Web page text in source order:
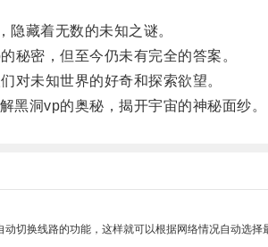
藏着无数的未知之谜。
密，但至今仍未有完全的答案。
未知世界的好奇和探索欲望。
洞vp的奥秘，揭开宇宙的神秘面纱。
切换线路的功能，这样就可以根据网络情况自动选择